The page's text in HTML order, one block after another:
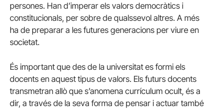
persones. Han d’imperar els valors democràtics i
constitucionals, per sobre de qualssevol altres. A més
ha de preparar a les futures generacions per viure en
societat.
És important que des de la universitat es formi els
docents en aquest tipus de valors. Els futurs docents
transmetran allò que s’anomena currículum ocult, és a
dir, a través de la seva forma de pensar i actuar també